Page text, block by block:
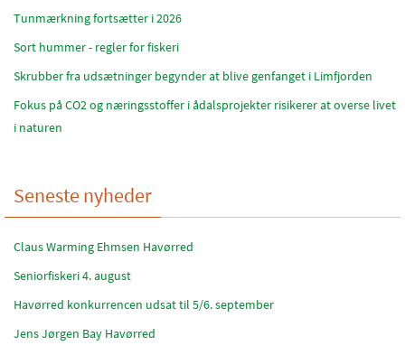
Tunmærkning fortsætter i 2026
Sort hummer - regler for fiskeri
Skrubber fra udsætninger begynder at blive genfanget i Limfjorden
Fokus på CO2 og næringsstoffer i ådalsprojekter risikerer at overse livet
i naturen
Seneste nyheder
Claus Warming Ehmsen Havørred
Seniorfiskeri 4. august
Havørred konkurrencen udsat til 5/6. september
Jens Jørgen Bay Havørred